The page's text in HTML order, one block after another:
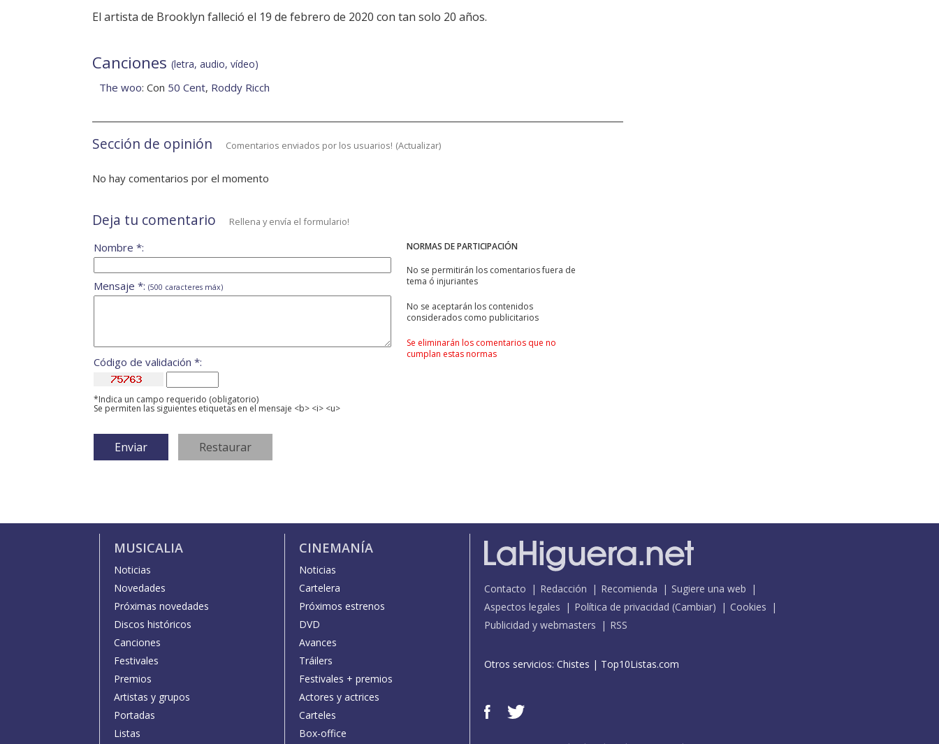
El artista de Brooklyn falleció el 19 de febrero de 2020 con tan solo 20 años.
Canciones (letra, audio, vídeo)
The woo: Con 50 Cent, Roddy Ricch
Sección de opinión Comentarios enviados por los usuarios! (Actualizar)
No hay comentarios por el momento
Deja tu comentario Rellena y envía el formulario!
NORMAS DE PARTICIPACIÓN
No se permitirán los comentarios fuera de
tema ó injuriantes
No se aceptarán los contenidos
considerados como publicitarios
Se eliminarán los comentarios que no
cumplan estas normas
Nombre *:
Mensaje *: (500 caracteres máx)
Código de validación *:
*Indica un campo requerido (obligatorio)
Se permiten las siguientes etiquetas en el mensaje <b> <i> <u>
MUSICALIA
Noticias
Novedades
Próximas novedades
Discos históricos
Canciones
Festivales
Premios
Artistas y grupos
Portadas
Listas
CINEMANÍA
Noticias
Cartelera
Próximos estrenos
DVD
Avances
Tráilers
Festivales + premios
Actores y actrices
Carteles
Box-office
Contacto Redacción Recomienda
Sugiere una web
Aspectos legales
Política de privacidad (Cambiar)
Cookies
Publicidad y webmasters
RSS
Otros servicios: Chistes | Top10Listas.com